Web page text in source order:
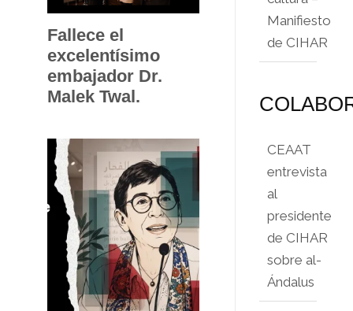
Fallece el
excelentísimo
embajador Dr.
Malek Twal.
Manifiesto
de CIHAR
CEAAT
entrevista
al
presidente
de CIHAR
sobre al-
Ándalus